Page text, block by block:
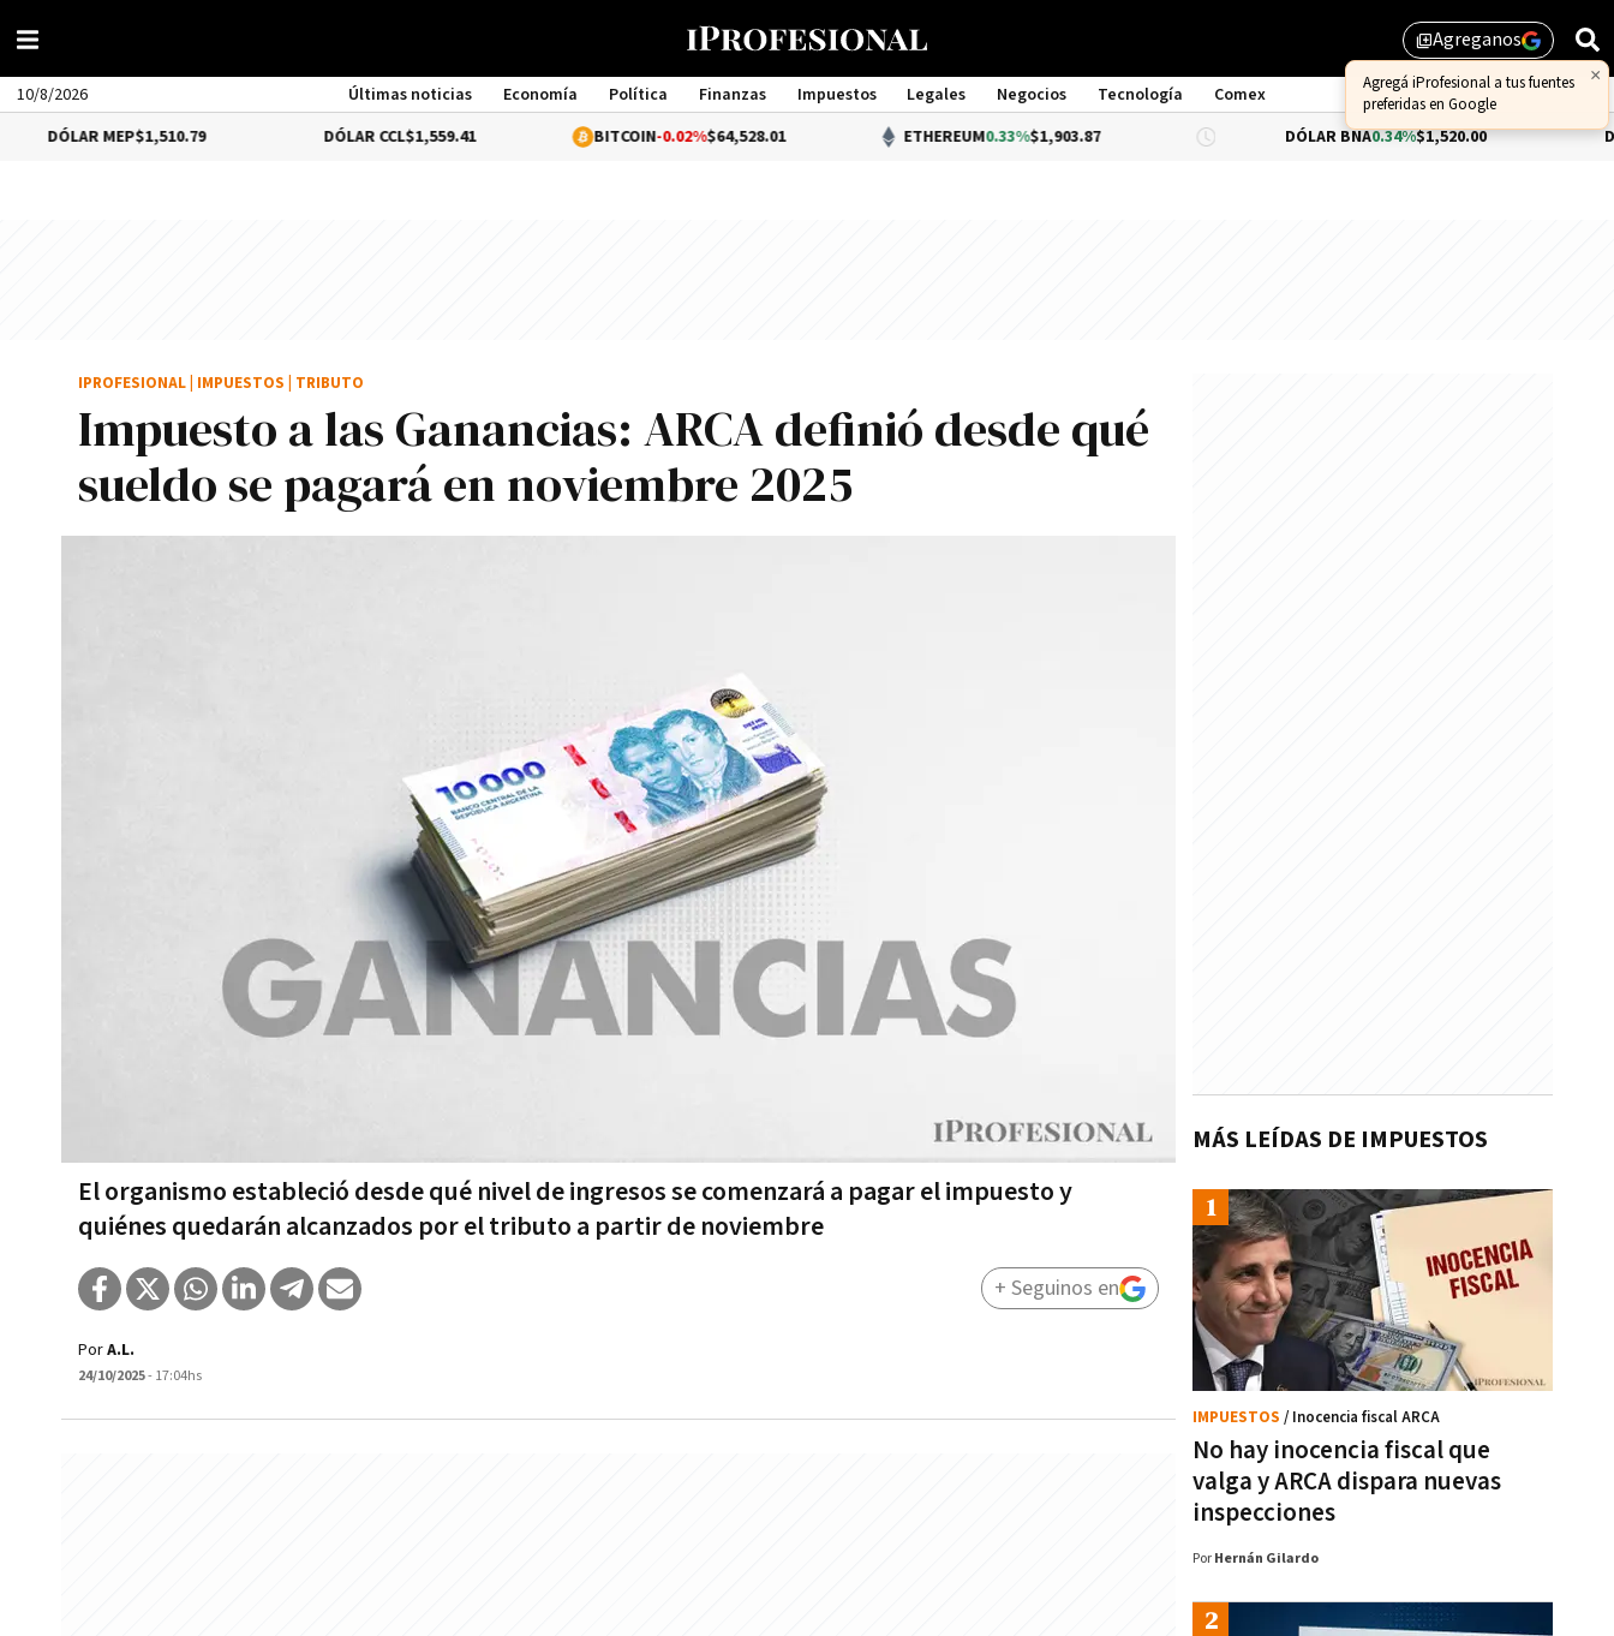
library_addAgreganos
×
Agregá iProfesional a tus fuentes
preferidas en Google
10/8/2026 Últimas noticias Economía Política Finanzas Impuestos Legales Negocios Tecnología
Comex
Management
MEP$1,510.79 DÓLAR CCL$1,559.41 BITCOIN-0.02%$64,528.01 ETHEREUM0.33%$1,903.87 DÓLAR BNA0.34%$1,520.00 DÓLAR
Impuesto a las Ganancias: ARCA definió desde qué
sueldo se pagará en noviembre 2025
El organismo estableció desde qué nivel de ingresos se comenzará a pagar el impuesto y
quiénes quedarán alcanzados por el tributo a partir de noviembre
IPROFESIONAL IMPUESTOS TRIBUTO
PorA.L.
24/10/2025- 17:04hs
+ Seguinos en
MÁS LEÍDAS DE IMPUESTOS
No hay inocencia fiscal que
valga y ARCA dispara nuevas
inspecciones
IMPUESTOS / Inocencia fiscal ARCA
Por Hernán Gilardo